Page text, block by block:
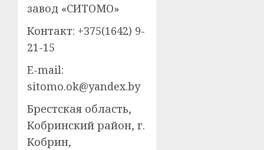
завод «СИТОМО»
Контакт: +375(1642) 9-
21-15
E-mail:
sitomo.ok@yandex.by
Брестская область,
Кобринский район, г.
Кобрин,